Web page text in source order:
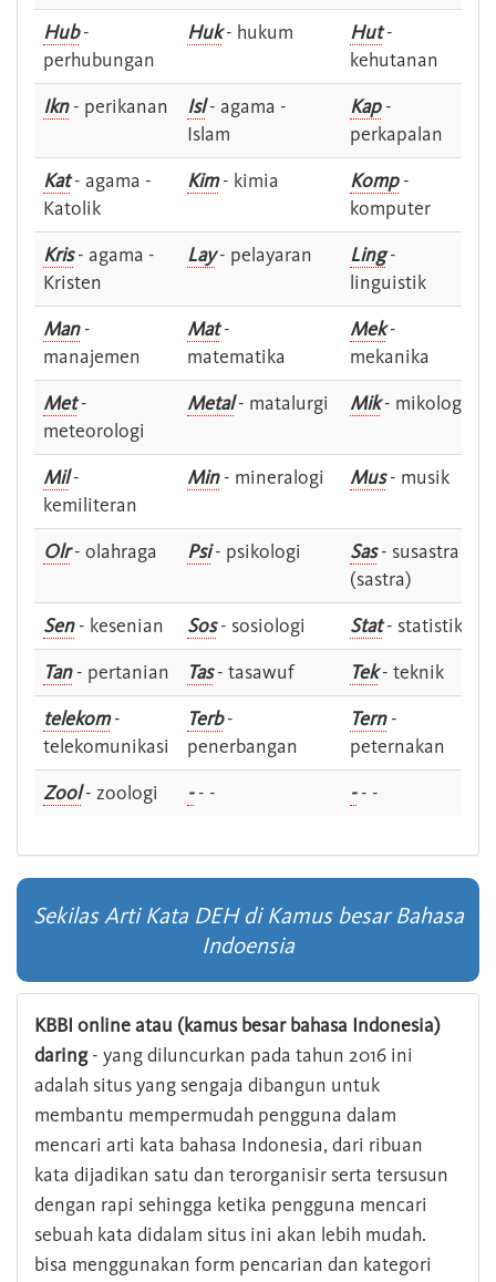
Hub-
perhubungan
Huk- hukum Hut-
kehutanan
Ikn- perikanan Isl- agama -
Islam
Kap-
perkapalan
Kat- agama -
Katolik
Kim- kimia Komp-
komputer
Kris- agama -
Kristen
Lay- pelayaran Ling-
linguistik
Man-
manajemen
Mat-
matematika
Mek-
mekanika
Met-
meteorologi
Metal- matalurgi Mik- mikologi
Mil-
kemiliteran
Min- mineralogi Mus- musik
Olr- olahraga Psi- psikologi Sas- susastra -
(sastra)
Sen- kesenian Sos- sosiologi Stat- statistik
Tan- pertanian Tas- tasawuf Tek- teknik
telekom-
telekomunikasi
Terb-
penerbangan
Tern-
peternakan
Zool- zoologi -- - -- -
Sekilas Arti Kata DEH di Kamus besar Bahasa
Indoensia
KBBI online atau (kamus besar bahasa Indonesia)
daring- yang diluncurkan pada tahun 2016 ini
adalah situs yang sengaja dibangun untuk
membantu mempermudah pengguna dalam
mencari arti kata bahasa Indonesia, dari ribuan
kata dijadikan satu dan terorganisir serta tersusun
dengan rapi sehingga ketika pengguna mencari
sebuah kata didalam situs ini akan lebih mudah.
bisa menggunakan form pencarian dan kategori